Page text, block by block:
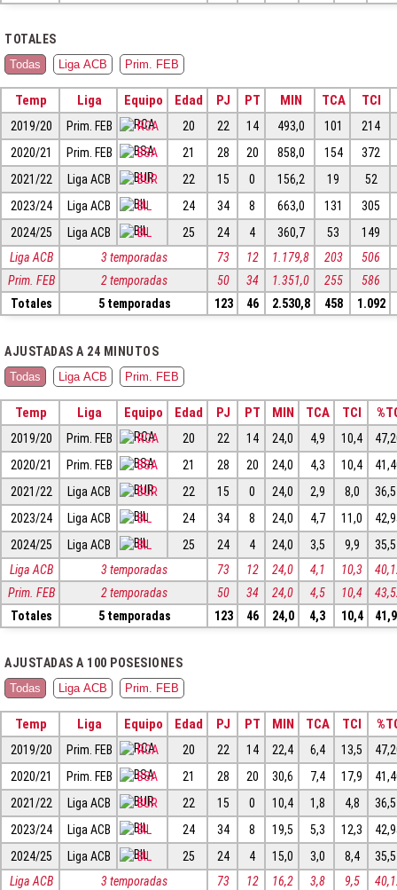
TOTALES
Todas Liga ACB Prim. FEB
Temp Liga Equipo Edad PJ PT MIN TCA TCI
2019/20 Prim. FEB RCA 20 22 14 493,0 101
214
2020/21
Prim. FEB BSA 21 28 20 858,0 154
372
2021/22
Liga ACB BUR 22 15 0 156,2 19
52
2023/24
Liga ACB BIL 24 34 8 663,0 131
305
2024/25
Liga ACB BIL 25 24 4 360,7 53
149
Liga ACB
3 temporadas 73 12 1.179,8 203
506
Prim. FEB
2 temporadas 50 34 1.351,0 255
586
Totales
5 temporadas 123 46 2.530,8 458 1.092
AJUSTADAS A 24 MINUTOS
Todas Liga ACB Prim. FEB
Temp Liga Equipo Edad PJ PT MIN TCA TCI
2019/20 Prim. FEB RCA 20 22 14 24,0 4,9 10,4
2020/21
Prim. FEB BSA 21 28 20 24,0 4,3 10,4
2021/22
Liga ACB BUR 22 15 0 24,0 2,9 8,0
2023/24
Liga ACB BIL 24 34 8 24,0 4,7 11,0
2024/25
Liga ACB BIL 25 24 4 24,0 3,5 9,9
Liga ACB
3 temporadas 73 12 24,0 4,1 10,3
Prim. FEB
2 temporadas 50 34 24,0 4,5 10,4
Totales
5 temporadas 123 46 24,0 4,3 10,4
AJUSTADAS A 100 POSESIONES
Todas Liga ACB Prim. FEB
Temp Liga Equipo Edad PJ PT MIN TCA TCI
2019/20 Prim. FEB RCA 20 22 14 22,4 6,4 13,5
2020/21
Prim. FEB BSA 21 28 20 30,6 7,4 17,9
2021/22
Liga ACB BUR 22 15 0 10,4 1,8 4,8
2023/24
Liga ACB BIL 24 34 8 19,5 5,3 12,3
2024/25
Liga ACB BIL 25 24 4 15,0 3,0 8,4
Liga ACB
3 temporadas 73 12 16,2 3,8 9,5